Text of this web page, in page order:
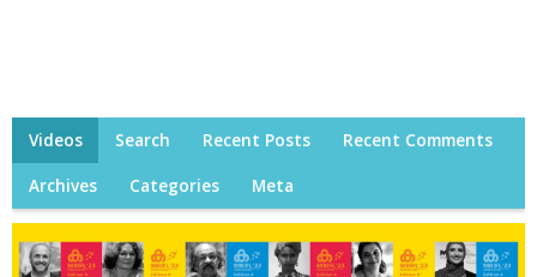
Videos Search Recent Posts Recent Comments
Archives Categories Meta